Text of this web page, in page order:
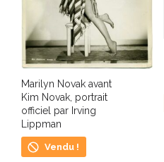
Marilyn Novak avant
Kim Novak, portrait
officiel par Irving
Lippman
Vendu !